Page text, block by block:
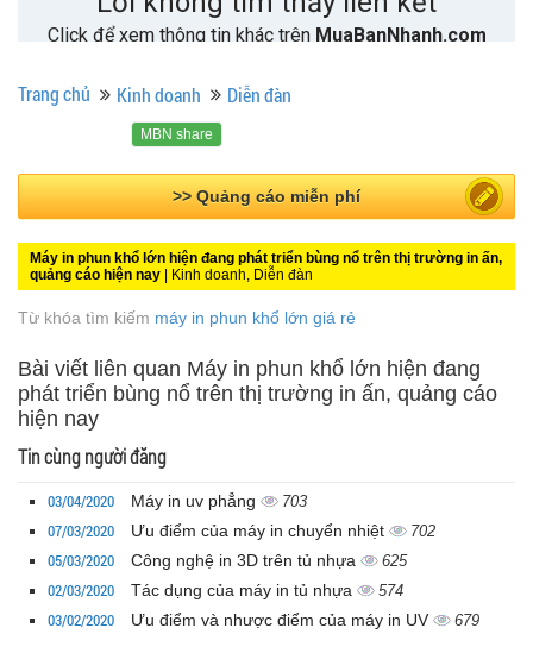
Trang chủ Kinh doanh Diễn đàn
MBN share
>> Quảng cáo miễn phí
Máy in phun khổ lớn hiện đang phát triển bùng nổ trên thị trường in ấn,
quảng cáo hiện nay | Kinh doanh, Diễn đàn
Từ khóa tìm kiếm máy in phun khổ lớn giá rẻ
Bài viết liên quan Máy in phun khổ lớn hiện đang
phát triển bùng nổ trên thị trường in ấn, quảng cáo
hiện nay
Tin cùng người đăng
03/04/2020 Máy in uv phẳng 703
07/03/2020 Ưu điểm của máy in chuyển nhiệt 702
05/03/2020 Công nghệ in 3D trên tủ nhựa 625
02/03/2020 Tác dụng của máy in tủ nhựa 574
03/02/2020 Ưu điểm và nhược điểm của máy in UV 679